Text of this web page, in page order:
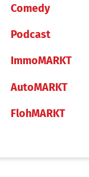
Comedy
Podcast
ImmoMARKT
AutoMARKT
FlohMARKT